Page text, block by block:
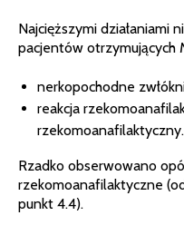
Najcięższymi działaniami
pacjentów otrzymujących
nerkopochodne
reakcja
rzekomoanafilaktyczny.
Rzadko obserwowano
rzekomoanafilaktyczne
punkt 4.4).